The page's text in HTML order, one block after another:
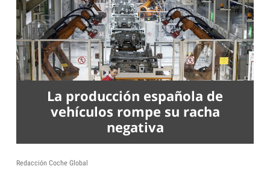
La producción española de
vehículos rompe su racha
negativa
Redacción Coche Global